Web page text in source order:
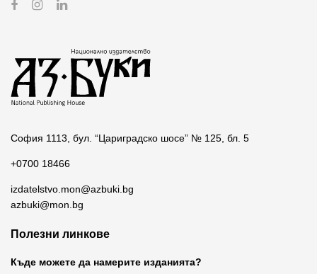
София 1113, бул. “Цариградско шосе” № 125, бл. 5
+0700 18466
izdatelstvo.mon@azbuki.bg
azbuki@mon.bg
Полезни линкове
Къде можете да намерите изданията?